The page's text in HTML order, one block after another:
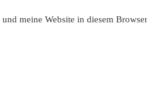
meine Website in diesem